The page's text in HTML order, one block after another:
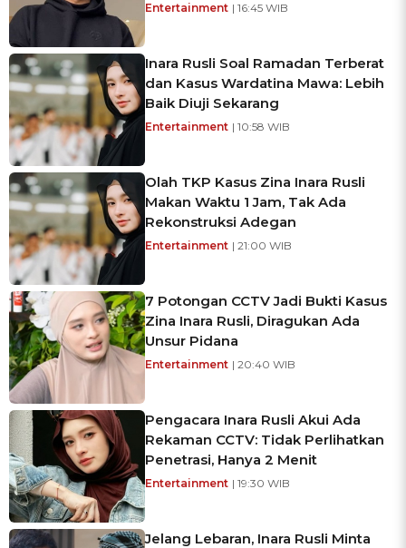
Entertainment | 16:45 WIB
Inara Rusli Soal Ramadan Terberat
dan Kasus Wardatina Mawa: Lebih
Baik Diuji Sekarang
Entertainment | 10:58 WIB
Olah TKP Kasus Zina Inara Rusli
Makan Waktu 1 Jam, Tak Ada
Rekonstruksi Adegan
Entertainment | 21:00 WIB
7 Potongan CCTV Jadi Bukti Kasus
Zina Inara Rusli, Diragukan Ada
Unsur Pidana
Entertainment | 20:40 WIB
Pengacara Inara Rusli Akui Ada
Rekaman CCTV: Tidak Perlihatkan
Penetrasi, Hanya 2 Menit
Entertainment | 19:30 WIB
Jelang Lebaran, Inara Rusli Minta